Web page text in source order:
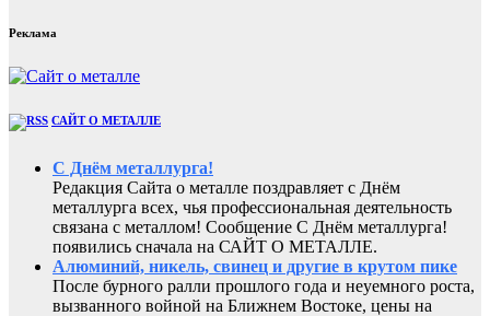
Реклама
САЙТ О МЕТАЛЛЕ
С Днём металлурга!
Редакция Сайта о металле поздравляет с Днём
металлурга всех, чья профессиональная деятельность
связана с металлом! Сообщение С Днём металлурга!
появились сначала на САЙТ О МЕТАЛЛЕ.
Алюминий, никель, свинец и другие в крутом пике
После бурного ралли прошлого года и неуемного роста,
вызванного войной на Ближнем Востоке, цены на